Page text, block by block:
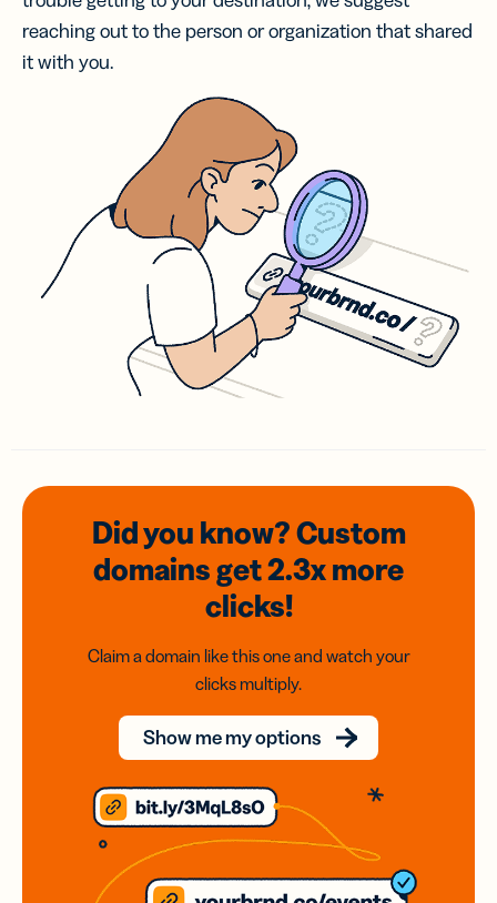
reaching out to the person or organization that shared
it with you.
Did you know? Custom
domainsget 2.3xmore
clicks!
Claim a domain like this one and watch your
clicks multiply.
Show me my options